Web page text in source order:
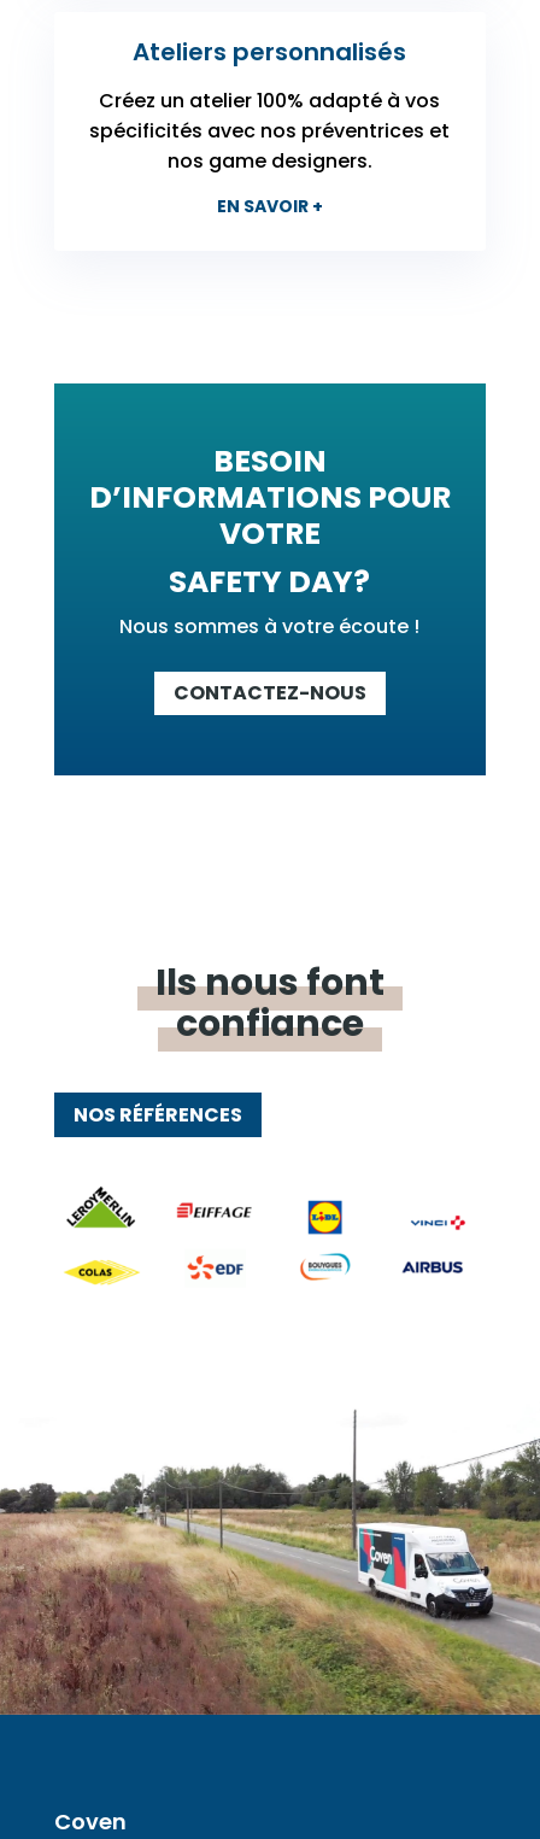
Ateliers personnalisés
Créez un atelier 100% adapté à vos
spécificités avec nos préventrices et
nos game designers.
EN SAVOIR +
BESOIN
D’INFORMATIONS POUR
VOTRE
SAFETY DAY?
Nous sommes à votre écoute !
CONTACTEZ-NOUS
Ils nous font
confiance
NOS RÉFÉRENCES
Coven